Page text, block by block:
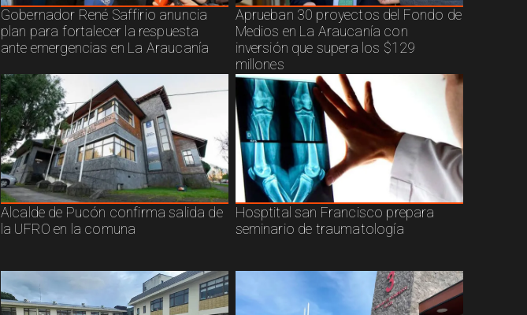
Gobernador René Saffirio anuncia
plan para fortalecer la respuesta
ante emergencias en La Araucanía
Aprueban 30 proyectos del Fondo de
Medios en La Araucanía con
inversión que supera los $129
millones
Alcalde de Pucón confirma salida de
la UFRO en la comuna
Hosptital san Francisco prepara
seminario de traumatología